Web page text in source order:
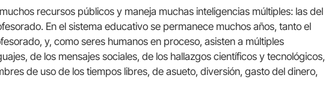
recursos públicos y maneja muchas inteligencias múltiples: las del
En el sistema educativo se permanece muchos años, tanto el
y, como seres humanos en proceso, asisten a múltiples
de los mensajes sociales, de los hallazgos científicos y tecnológicos,
de uso de los tiempos libres, de asueto, diversión, gasto del dinero,